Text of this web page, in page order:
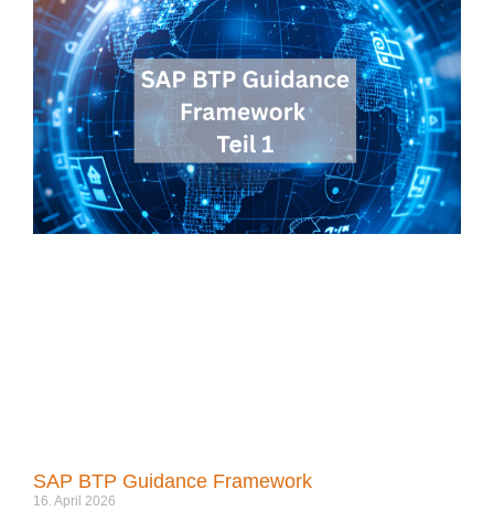
SAP BTP Guidance Framework
16. April 2026